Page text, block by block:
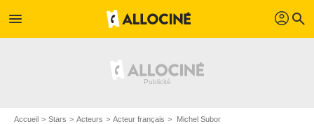
menu profil search
Accueil Stars Acteurs Acteur français Michel Subor